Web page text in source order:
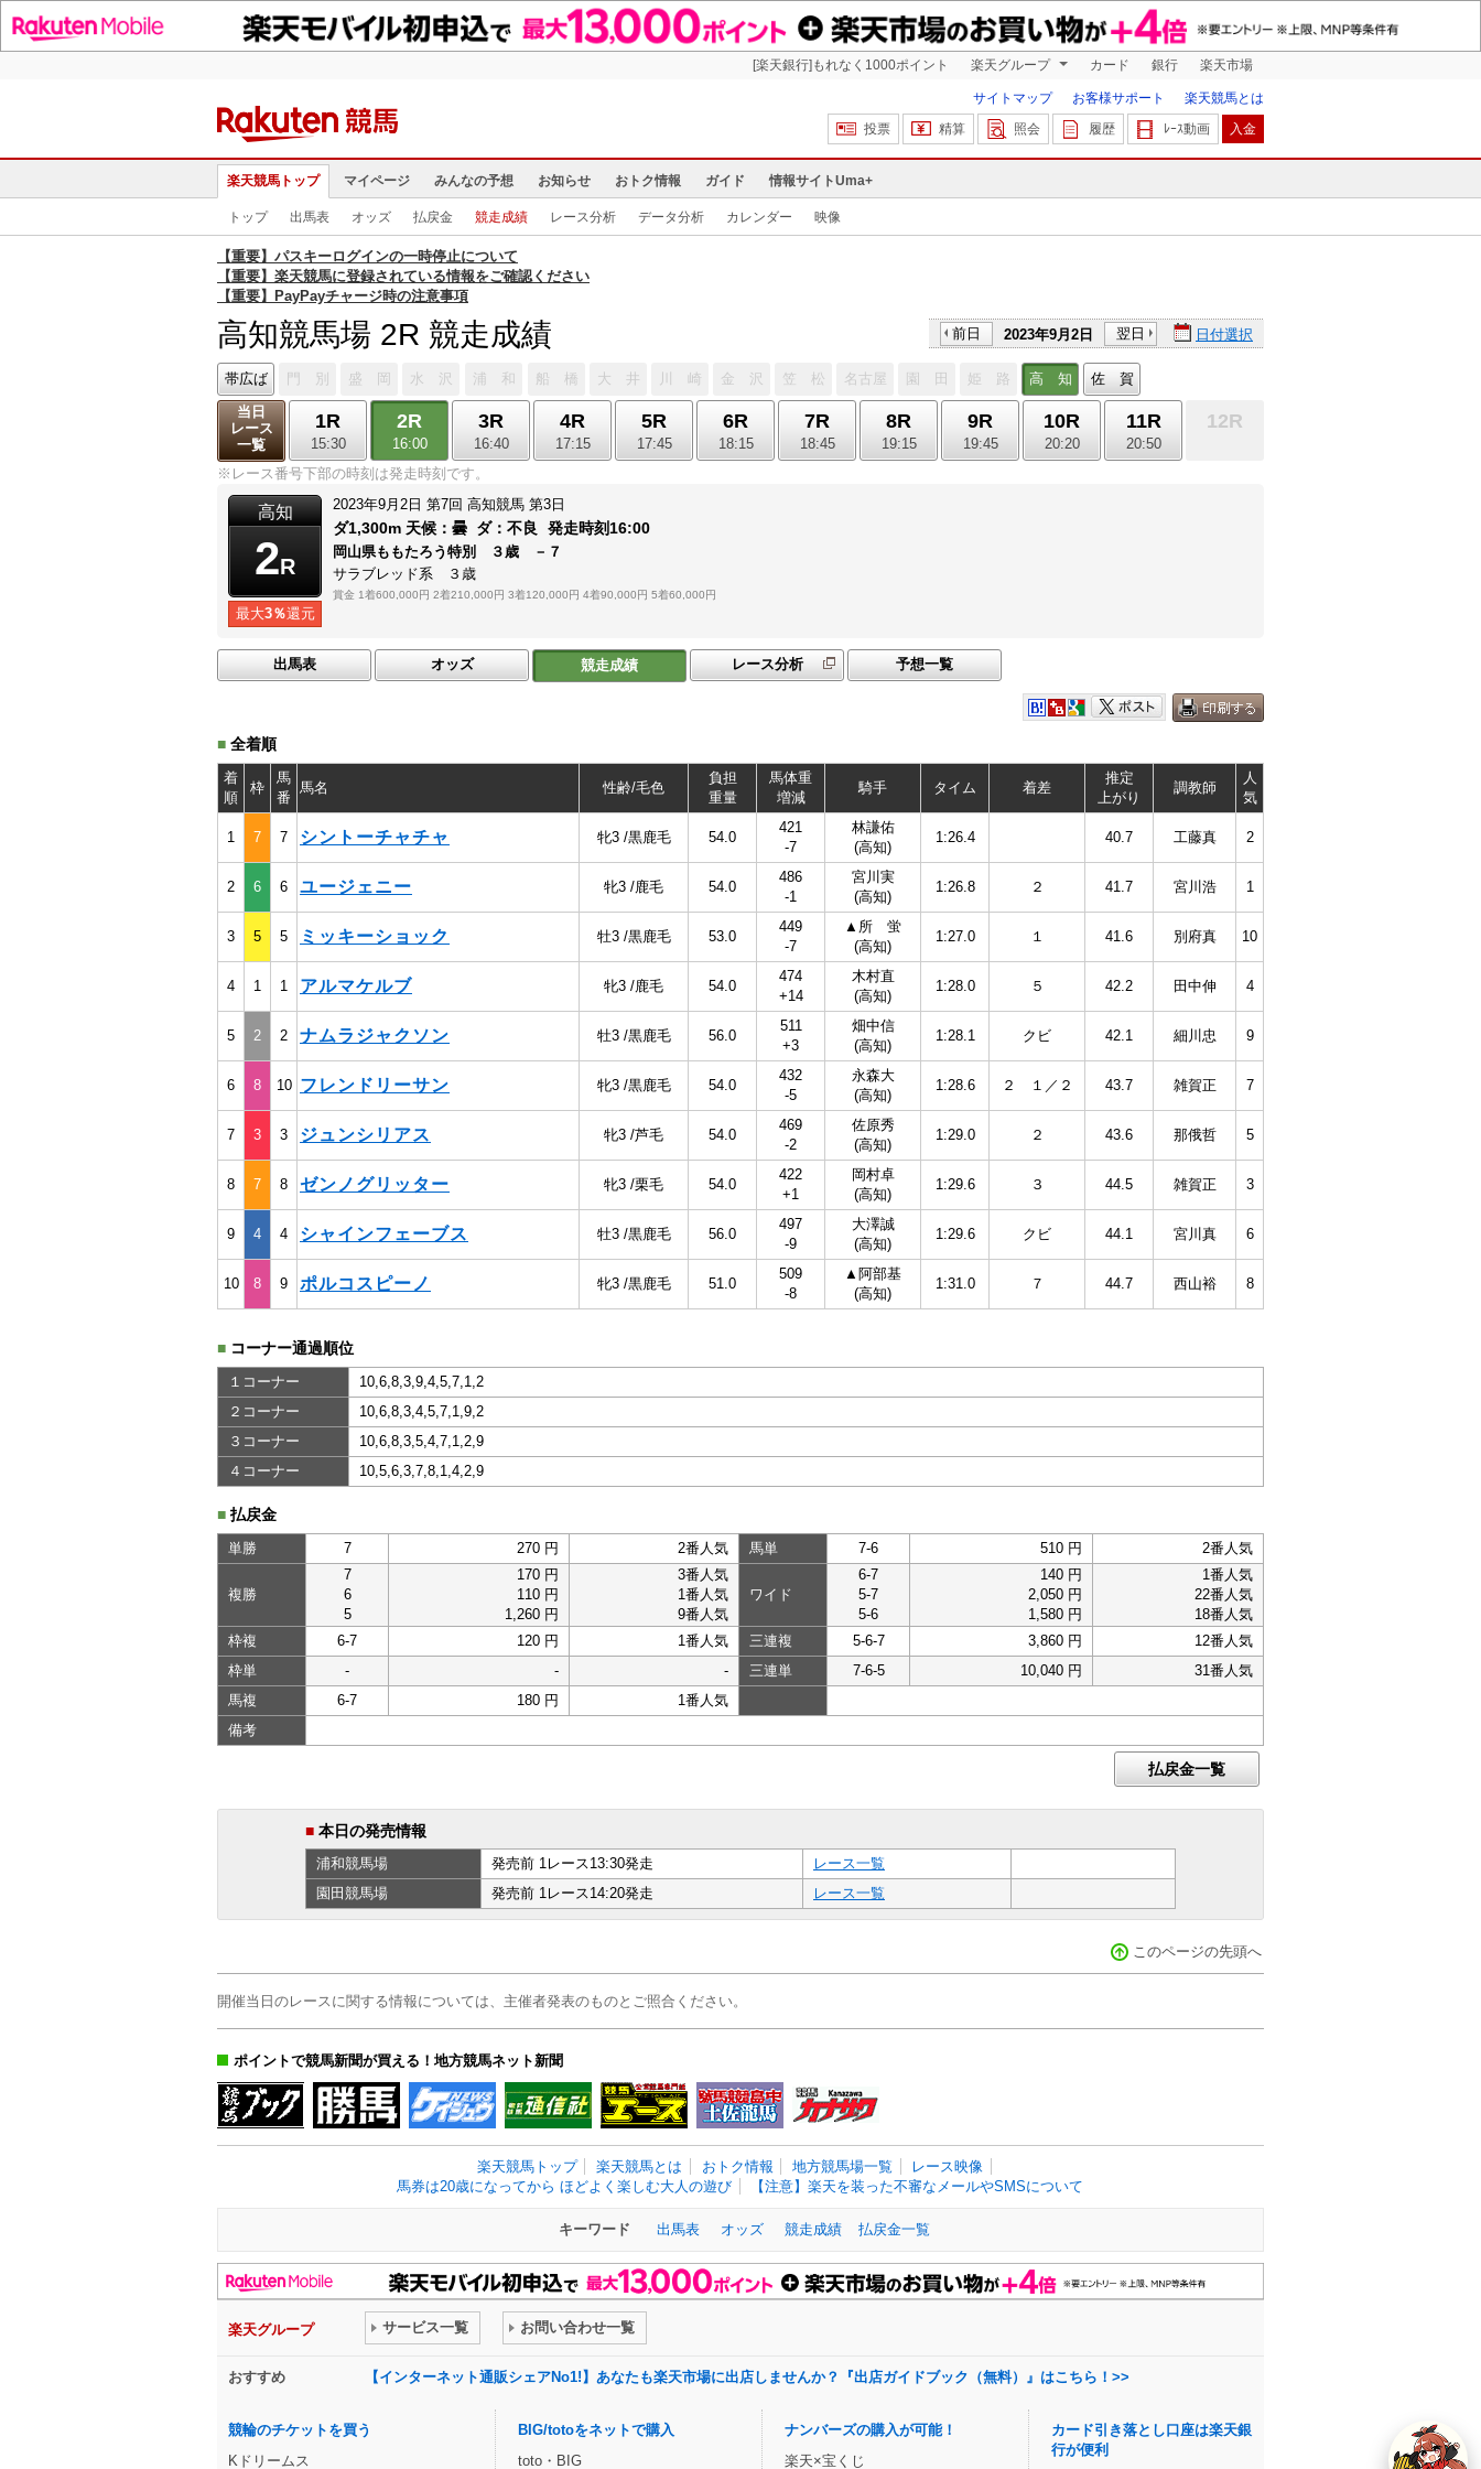
[楽天銀行]もれなく1000ポイント 楽天グループ カード 銀行 楽天市場
サイトマップ お客様サポート
楽天競馬とは
投票
精算 照会 履歴 ﾚｰｽ動画 入金
楽天競馬トップ マイページ みんなの予想 お知らせ おトク情報 ガイド 情報サイトUma+
トップ 出馬表 オッズ 払戻金 競走成績 レース分析 データ分析 カレンダー 映像
【重要】パスキーログインの一時停止について
【重要】楽天競馬に登録されている情報をご確認ください
【重要】PayPayチャージ時の注意事項
高知競馬場 2R 競走成績 前日 2023年9月2日 翌日 日付選択
帯広ば 門 別 盛 岡 水 沢 浦 和 船 橋 大 井 川 崎 金 沢 笠 松 名古屋 園 田 姫 路 高 知
佐 賀
当日
レース
一覧
1R
15:30
2R
16:00
3R
16:40
4R
17:15
5R
17:45
6R
18:15
7R
18:45
8R
19:15
9R
19:45
10R
20:20
11R
20:50
12R
※レース番号下部の時刻は発走時刻です。
高知
2R
最大3％還元
2023年9月2日 第7回 高知競馬 第3日
ダ1,300m 天候： 曇 ダ：不良 発走時刻16:00
岡山県ももたろう特別 ３歳 －７
サラブレッド系 ３歳
賞金 1着600,000円 2着210,000円 3着120,000円 4着90,000円 5着60,000円
出馬表 オッズ 競走成績 レース分析 予想一覧
■ 全着順
着
順
枠
馬
番
馬名 性齢/毛色
負担
重量
馬体重
増減
騎手 タイム 着差
推定
上がり
調教師
人
気
1 7 7 シントーチャチャ 牝3 /黒鹿毛 54.0
421
-7
林謙佑
(高知)
1:26.4 40.7 工藤真 2
2 6 6 ユージェニー 牝3 /鹿毛 54.0
486
-1
宮川実
(高知)
1:26.8 ２ 41.7 宮川浩 1
3 5 5 ミッキーショック 牡3 /黒鹿毛 53.0
449
-7
▲所 蛍
(高知)
1:27.0 １ 41.6 別府真 10
4 1 1 アルマケルブ 牝3 /鹿毛 54.0
474
+14
木村直
(高知)
1:28.0 ５ 42.2 田中伸 4
5 2 2 ナムラジャクソン 牡3 /黒鹿毛 56.0
511
+3
畑中信
(高知)
1:28.1 クビ 42.1 細川忠 9
6 8 10 フレンドリーサン 牝3 /黒鹿毛 54.0
432
-5
永森大
(高知)
1:28.6 ２ １／２ 43.7 雑賀正 7
7 3 3 ジュンシリアス 牝3 /芦毛 54.0
469
-2
佐原秀
(高知)
1:29.0 ２ 43.6 那俄哲 5
8 7 8 ゼンノグリッター 牝3 /栗毛 54.0
422
+1
岡村卓
(高知)
1:29.6 ３ 44.5 雑賀正 3
9 4 4 シャインフェーブス 牡3 /黒鹿毛 56.0
497
-9
大澤誠
(高知)
1:29.6 クビ 44.1 宮川真 6
10 8 9 ポルコスピーノ 牝3 /黒鹿毛 51.0
509
-8
▲阿部基
(高知)
1:31.0 ７ 44.7 西山裕 8
■ コーナー通過順位
１コーナー
10,6,8,3,9,4,5,7,1,2
２コーナー
10,6,8,3,4,5,7,1,9,2
３コーナー
10,6,8,3,5,4,7,1,2,9
４コーナー
10,5,6,3,7,8,1,4,2,9
■ 払戻金
単勝 7 270 円 2番人気 馬単 7-6 510 円 2番人気
複勝
7
6
5
170 円
110 円
1,260 円
3番人気
1番人気
9番人気
ワイド
6-7
5-7
5-6
140 円
2,050 円
1,580 円
1番人気
22番人気
18番人気
枠複
6-7 120 円 1番人気 三連複 5-6-7 3,860 円
12番人気
枠単
- - - 三連単 7-6-5 10,040 円
31番人気
馬複
6-7 180 円
1番人気
備考
払戻金一覧
■ 本日の発売情報
浦和競馬場 発売前 1レース13:30発走
レース一覧
園田競馬場 発売前 1レース14:20発走 レース一覧
このページの先頭へ
開催当日のレースに関する情報については、主催者発表のものとご照合ください。
ポイントで競馬新聞が買える！地方競馬ネット新聞
楽天競馬トップ 楽天競馬とは おトク情報 地方競馬場一覧
レース映像
馬券は20歳になってから ほどよく楽しむ大人の遊び
【注意】楽天を装った不審なメールやSMSについて
キーワード 出馬表 オッズ 競走成績 払戻金一覧
楽天グループ サービス一覧 お問い合わせ一覧
おすすめ 【インターネット通販シェアNo1!】あなたも楽天市場に出店しませんか？『出店ガイドブック（無料）』はこちら！>>
競輪のチケットを買う
Kドリームス
BIG/totoをネットで購入
toto・BIG
ナンバーズの購入が可能！
楽天×宝くじ
カード引き落とし口座は楽天銀
行が便利